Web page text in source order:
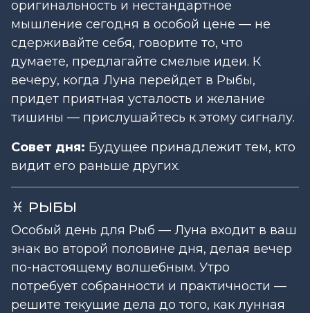
оригинальность и нестандартное
мышление сегодня в особой цене — не
сдерживайте себя, говорите то, что
думаете, предлагайте смелые идеи. К
вечеру, когда Луна перейдет в Рыбы,
придет приятная усталость и желание
тишины — прислушайтесь к этому сигналу.
Совет дня: Будущее принадлежит тем, кто
видит его раньше других.
♓ РЫБЫ
Особый день для Рыб — Луна входит в ваш
знак во второй половине дня, делая вечер
по-настоящему волшебным. Утро
потребует собранности и практичности —
решите текущие дела до того, как лунная